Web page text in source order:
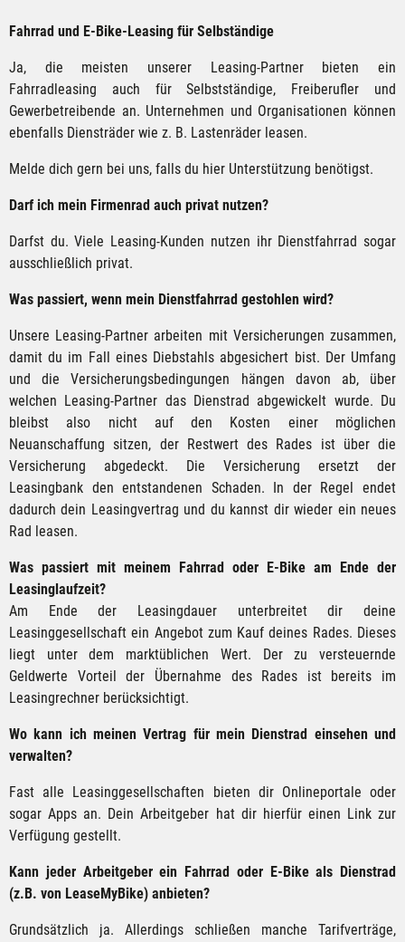
Fahrrad und E-Bike-Leasing für Selbständige
Ja, die meisten unserer Leasing-Partner bieten ein
Fahrradleasing auch für Selbstständige, Freiberufler und
Gewerbetreibende an. Unternehmen und Organisationen können
ebenfalls Diensträder wie z. B. Lastenräder leasen.
Melde dich gern bei uns, falls du hier Unterstützung benötigst.
Darf ich mein Firmenrad auch privat nutzen?
Darfst du. Viele Leasing-Kunden nutzen ihr Dienstfahrrad sogar
ausschließlich privat.
Was passiert, wenn mein Dienstfahrrad gestohlen wird?
Unsere Leasing-Partner arbeiten mit Versicherungen zusammen,
damit du im Fall eines Diebstahls abgesichert bist. Der Umfang
und die Versicherungsbedingungen hängen davon ab, über
welchen Leasing-Partner das Dienstrad abgewickelt wurde. Du
bleibst also nicht auf den Kosten einer möglichen
Neuanschaffung sitzen, der Restwert des Rades ist über die
Versicherung abgedeckt. Die Versicherung ersetzt der
Leasingbank den entstandenen Schaden. In der Regel endet
dadurch dein Leasingvertrag und du kannst dir wieder ein neues
Rad leasen.
Was passiert mit meinem Fahrrad oder E-Bike am Ende der
Leasinglaufzeit?
Am Ende der Leasingdauer unterbreitet dir deine
Leasinggesellschaft ein Angebot zum Kauf deines Rades. Dieses
liegt unter dem marktüblichen Wert. Der zu versteuernde
Geldwerte Vorteil der Übernahme des Rades ist bereits im
Leasingrechner berücksichtigt.
Wo kann ich meinen Vertrag für mein Dienstrad einsehen und
verwalten?
Fast alle Leasinggesellschaften bieten dir Onlineportale oder
sogar Apps an. Dein Arbeitgeber hat dir hierfür einen Link zur
Verfügung gestellt.
Kann jeder Arbeitgeber ein Fahrrad oder E-Bike als Dienstrad
(z.B. von LeaseMyBike) anbieten?
Grundsätzlich ja. Allerdings schließen manche Tarifverträge,